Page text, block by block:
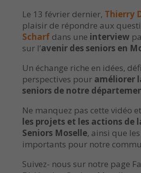
Le 13 février dernier, Thierry
plaisir de répondre aux
Scharfdans une interview
sur l’avenir des seniors en
Un échange riche en idées,
perspectives pour améliorer
seniors de notre
Ne manquez pas cette vidéo et
les projets et les actions de
Seniors Moselle, ainsi que
importants pour notre
Suivez- nous sur notre page